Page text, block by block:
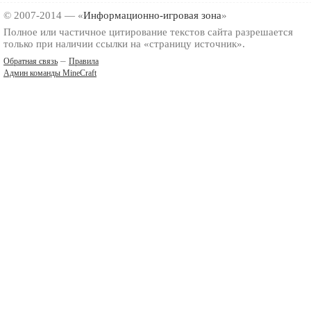
© 2007-2014 — «Информационно-игровая зона»
Полное или частичное цитирование текстов сайта разрешается
только при наличии ссылки на «страницу источник».
Обратная связь – Правила
Админ команды MineCraft